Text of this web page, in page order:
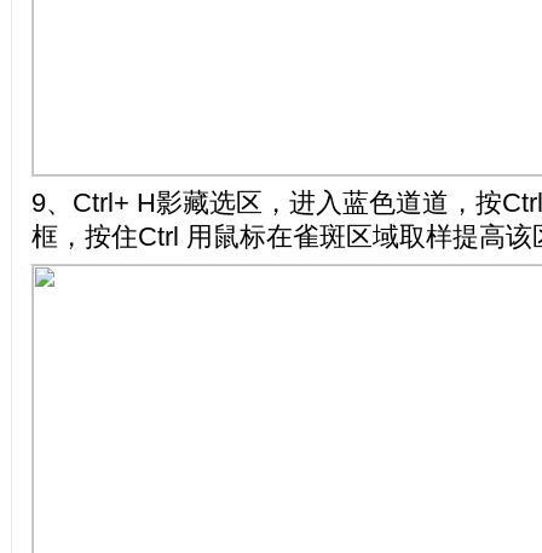
9、Ctrl+ H影藏选区，进入蓝色道道，按
框，按住Ctrl 用鼠标在雀斑区域取样提高该